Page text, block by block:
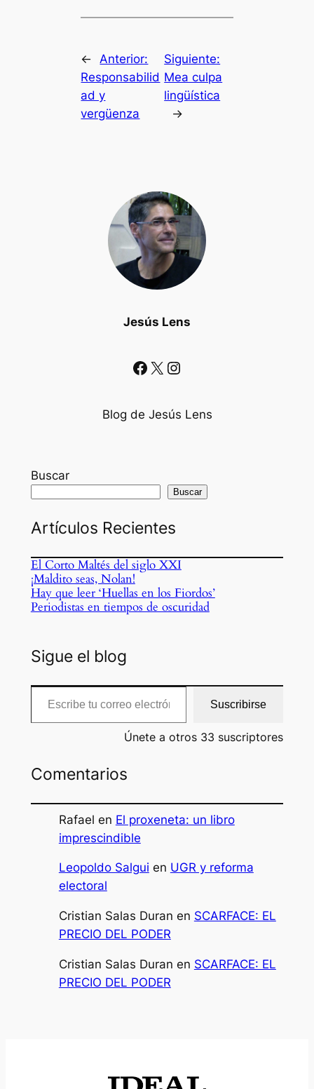
Jesús Lens
Facebook X Instagram
Blog de Jesús Lens
←
Anterior:
Responsabilid
ad y
vergüenza
Siguiente:
Mea culpa
lingüística
→
Buscar
Buscar
Artículos Recientes
El Corto Maltés del siglo XXI
¡Maldito seas, Nolan!
Hay que leer ‘Huellas en los Fiordos’
Periodistas en tiempos de oscuridad
Sigue el blog
Escribe tu correo electrónico…
Suscribirse
Únete a otros 33 suscriptores
Comentarios
Rafael en El proxeneta: un libro
imprescindible
Leopoldo Salgui en UGR y reforma
electoral
Cristian Salas Duran en SCARFACE: EL
PRECIO DEL PODER
Cristian Salas Duran en SCARFACE: EL
PRECIO DEL PODER